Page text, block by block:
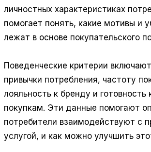
личностных характеристиках
помогает понять, какие мотивы и
лежат в основе покупательского
Поведенческие критерии
привычки потребления, частоту
лояльность к бренду и готовность
покупкам. Эти данные помогают
потребители взаимодействуют с
услугой, и как можно улучшить